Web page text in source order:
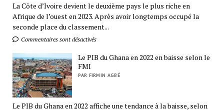
La Côte d’Ivoire devient le deuxième pays le plus riche en
Afrique de l’ouest en 2023. Après avoir longtemps occupé la
seconde place du classement...
Commentaires sont désactivés
Le PIB du Ghana en 2022 en baisse selon le
FMI
PAR FIRMIN AGBÉ
Le PIB du Ghana en 2022 affiche une tendance à la baisse, selon